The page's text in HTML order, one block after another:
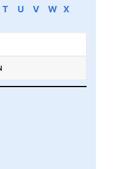
T U V W X